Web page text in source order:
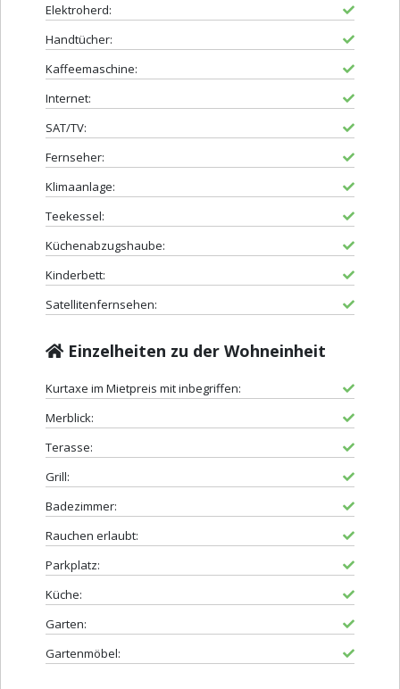
Elektroherd:
Handtücher:
Kaffeemaschine:
Internet:
SAT/TV:
Fernseher:
Klimaanlage:
Teekessel:
Küchenabzugshaube:
Kinderbett:
Satellitenfernsehen:
Einzelheiten zu der Wohneinheit
Kurtaxe im Mietpreis mit inbegriffen:
Merblick:
Terasse:
Grill:
Badezimmer:
Rauchen erlaubt:
Parkplatz:
Küche:
Garten:
Gartenmöbel: